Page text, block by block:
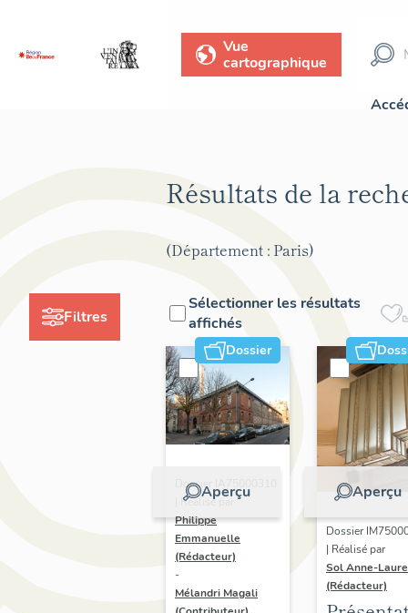
Vue
cartographique
Filtres
Résultats de la
(Département : Paris)
Sélectionner les résultats
affichés
Dossier
Aperçu
Dossier IA75000310
| Réalisé par
Philippe
Emmanuelle
(Rédacteur)
-
Mélandri Magali
Aperçu
Dossier
| Réalisé par
Sol Anne-Laure
(Rédacteur)